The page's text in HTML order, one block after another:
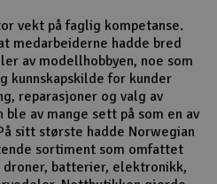
vekt på faglig kompetanse.
medarbeiderne hadde bred
av modellhobbyen, noe som
kunnskapskilde for kunder
reparasjoner og valg av
ble av mange sett på som en av
sitt største hadde Norwegian
sortiment som omfattet
batterier, elektronikk,